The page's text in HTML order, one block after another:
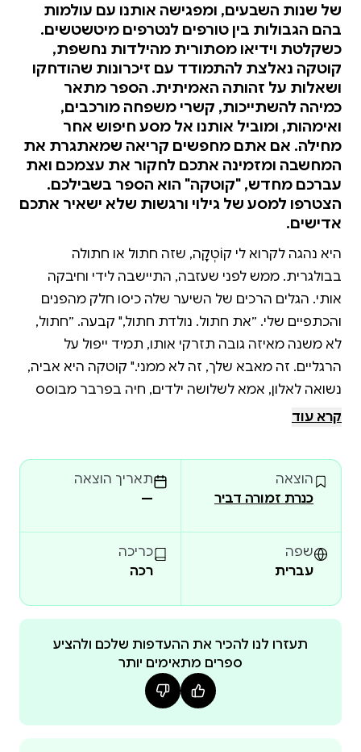
של שנות השבעים, ומפגישה אותנו עם עולמות
בהם הגבולות בין טורפים לנטרפים מיטשטשים.
כשקלטת וידיאו מסתורית מהילדות נחשפת,
קוטקה נאלצת להתמודד עם זיכרונות שהודחקו
ושאלות על זהותה האמיתית. הספר מתאר
כמיהה להשתייכות, קשרי משפחה מורכבים,
ואימהות, ומוביל אותנו אל מסע חיפוש אחר
מחילה. אם אתם מחפשים קריאה שמאתגרת את
המחשבה ומזמינה אתכם לחקור את עצמכם ואת
עברכם מחדש, "קוטקה" הוא הספר בשבילכם.
הצטרפו למסע של גילוי ורגשות שלא ישאיר אתכם
אדישים.
היא נהגה לקרוא לי קוֹטְקָה, שזה חתול או חתולה
בבולגרית. ממש לפני שעזבה, התיישבה לידי וחיבקה
אותי. הגלים הרכים של השיער שלה כיסו חלק מהפנים
והכתפיים שלי. ״את חתול. נולדת חתול," קבעה. ״חתול,
לא משנה מאיזה גובה תזרקי אותו, תמיד ייפול על
הרגליים. זה מאבא שלך, זה לא ממני." קוטקה היא אביה,
נשואה לאלון, אמא לשלושה ילדים, חיה בפרבר מבוסס
ונאחזת בציפורניים בשגרת החיים הבורגנית. הסדר מופר
מה שחשבה על עצמה ומעמתת אותה עם עברה
שהודחק עד כדי אובדן זיכרון. תמר מרקוביץ מספרת
בשני קולות סיפור משפחתי רב־רבדים המתרחש על רקע
ונטרפים מחליפים תפקידים. זה סיפור על כמיהה
להשתייכות, על אימהות ומיניות, אבל יותר מכל זהו סיפור
קרא עוד
הוצאה
כנרת זמורה דביר
תאריך הוצאה
—
שפה
עברית
כריכה
רכה
תעזרו לנו להכיר את ההעדפות שלכם ולהציע
ספרים מתאימים יותר